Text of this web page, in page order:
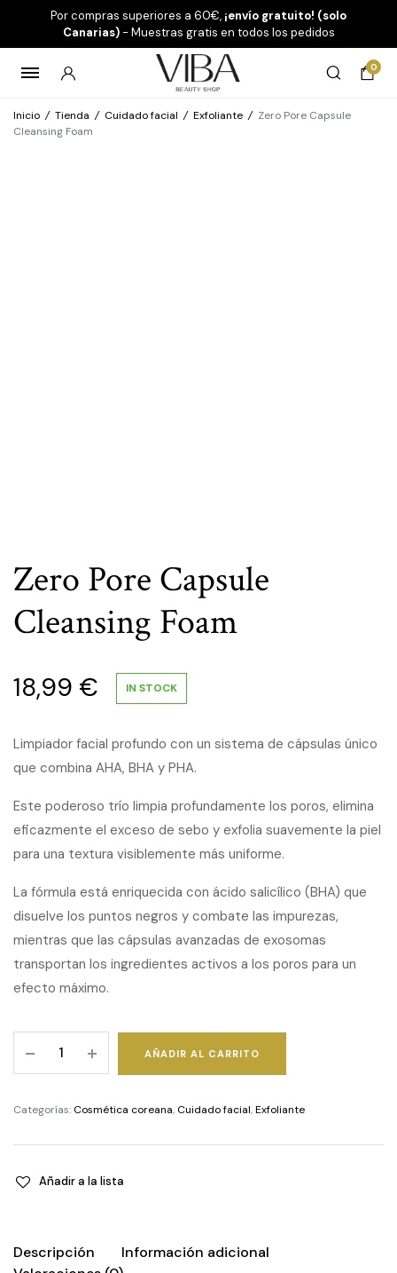
Por compras superiores a 60€, ¡envío gratuito! (solo
Canarias)- Muestras gratis en todos los pedidos
0
Inicio / Tienda / Cuidado facial / Exfoliante / Zero Pore Capsule
Cleansing Foam
Zero Pore Capsule
Cleansing Foam
18,99 € IN STOCK
Limpiador facial profundo con un sistema de cápsulas único
que combina AHA, BHA y PHA.
Este poderoso trío limpia profundamente los poros, elimina
eficazmente el exceso de sebo y exfolia suavemente la piel
para una textura visiblemente más uniforme.
La fórmula está enriquecida con ácido salicílico (BHA) que
disuelve los puntos negros y combate las impurezas,
mientras que las cápsulas avanzadas de exosomas
transportan los ingredientes activos a los poros para un
efecto máximo.
Pore
Cleansing
quantity
AÑADIR AL CARRITO
Categorías: Cosmética coreana, Cuidado facial,Exfoliante
Añadir a la lista
Descripción
Información adicional